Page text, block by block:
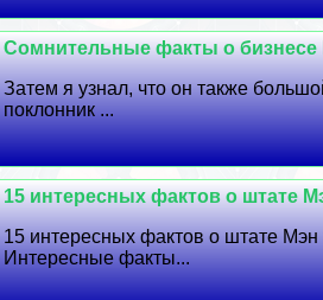
Сомнительные факты о бизнесе
Затем я узнал, что он также
поклонник ...
15 интересных фактов о штате
15 интересных фактов о штате Мэн
Интересные факты...